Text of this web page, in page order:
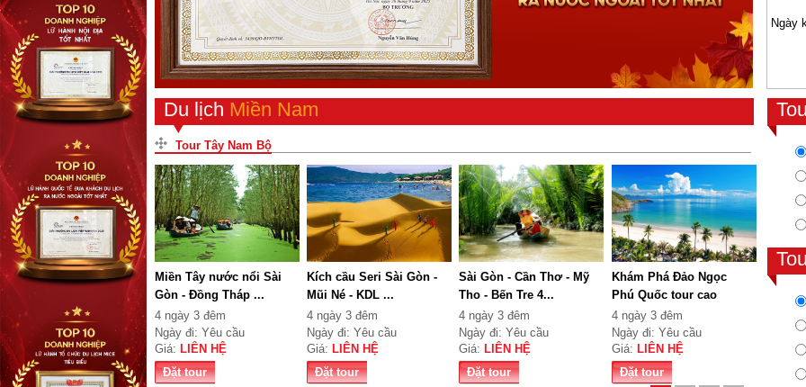
Ngày
Du lịch Miền Nam
Tour Tây Nam Bộ
Miền Tây nước nổi Sài
Gòn - Đồng Tháp ...
4 ngày 3 đêm
Ngày đi: Yêu cầu
Giá: LIÊN HỆ
Đặt tour
Kích cầu Seri Sài Gòn -
Mũi Né - KDL ...
4 ngày 3 đêm
Ngày đi: Yêu cầu
Giá: LIÊN HỆ
Đặt tour
Sài Gòn - Cần Thơ - Mỹ
Tho - Bến Tre 4...
4 ngày 3 đêm
Ngày đi: Yêu cầu
Giá: LIÊN HỆ
Đặt tour
Khám Phá Đảo Ngọc
Phú Quốc tour cao
cấ...
4 ngày 3 đêm
Ngày đi: Yêu cầu
Giá: LIÊN HỆ
Đặt tour